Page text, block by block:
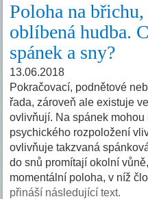
Poloha na
oblíbená hudba.
spánek a sny?
13.06.2018
Pokračovací, podnětové
řada, zároveň ale existuje
ovlivňují. Na spánek
psychického rozpoložení
ovlivňuje takzvaná
do snů promítají okolní
momentální poloha, v níž
přináší následující text.